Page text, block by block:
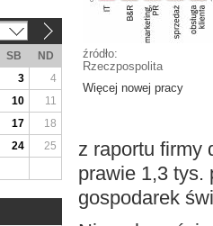
źródło:
Rzeczpospolita
Więcej nowej pracy
z raportu firmy
prawie 1,3 tys.
gospodarek
SB
ND
3
4
10
11
17
18
24
25